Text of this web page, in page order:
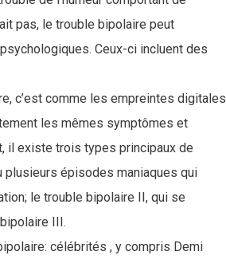
pas, le trouble bipolaire peut
Ceux-ci incluent des
c’est comme les empreintes digitales
les mêmes symptômes et
il existe trois types principaux de
plusieurs épisodes maniaques qui
le trouble bipolaire II, qui se
III.
célébrités , y compris Demi